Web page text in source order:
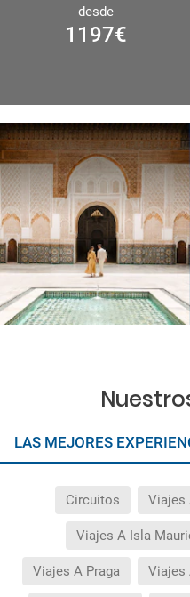
desde
1197€
LAS MEJORES
Circuitos Viajes
Viajes A Isla
Viajes A Praga Viajes